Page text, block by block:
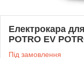
Електрокара
POTRO EV
Під замовлення